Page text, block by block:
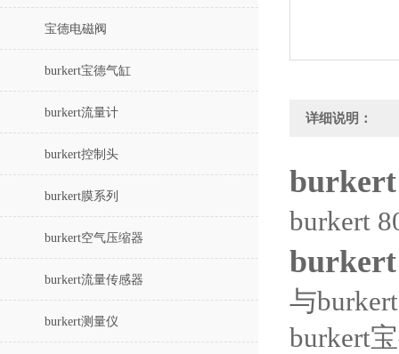
宝德电磁阀
burkert宝德气缸
burkert流量计
burkert控制头
burkert膜系列
burkert空气压缩器
burkert流量传感器
burkert测量仪
详细说明：
burkert
burkert
burkert
与
burkert